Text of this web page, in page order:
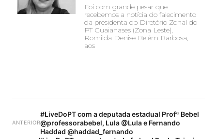
Foi com grande pesar que
recebemos a notícia do falecimento
da presidenta do Diretório Zonal do
PT Guaianases (Zona Leste),
Romilda Denise Belém Barbosa,
aos
ANTERIOR
#LiveDoPT com a deputada estadual Profª Bebel
@professorabebel, Lula @Lula e Fernando
Haddad @haddad_fernando